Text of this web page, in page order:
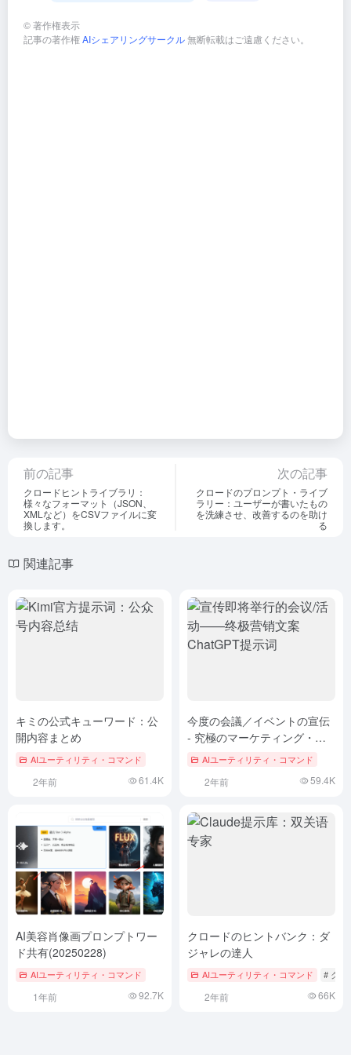
©著作権表示
記事の著作権AIシェアリングサークル無断転載はご遠慮ください。
前の記事
クロードヒントライブラリ：
様々なフォーマット（JSON、
XMLなど）をCSVファイルに変
換します。
次の記事
クロードのプロンプト・ライブ
ラリー：ユーザーが書いたもの
を洗練させ、改善するのを助け
る
関連記事
キミの公式キューワード：公
開内容まとめ
AIユーティリティ・コマンド
2年前 61.4K
今度の会議／イベントの宣伝
- 究極のマーケティング・コ
ピーライティングChatGPTプ
AIユーティリティ・コマンド
2年前 59.4K
AI美容肖像画プロンプトワー
ド共有(20250228)
AIユーティリティ・コマンド
1年前 92.7K
クロードのヒントバンク：ダ
ジャレの達人
AIユーティリティ・コマンド # クロ
2年前 66K